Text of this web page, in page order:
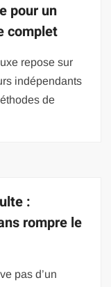
pour un
complet
repose sur
indépendants
de
:
rompre le
pas d’un